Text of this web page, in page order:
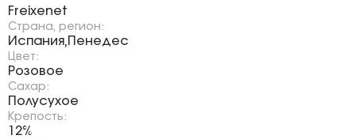
Freixenet
Страна, регион:
Испания,Пенедес
Цвет:
Розовое
Сахар:
Полусухое
Крепость:
12%